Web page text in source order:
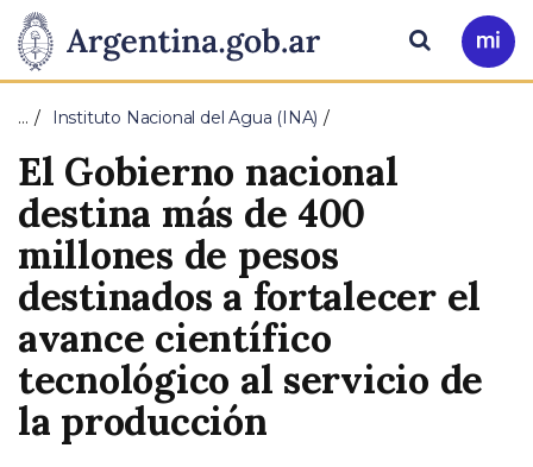
Presidencia
de
la
Nación
Pasar al contenido principal
Ir
a
Buscar
… Instituto Nacional del Agua (INA)
El Gobierno nacional
destina más de 400
millones de pesos
destinados a fortalecer el
avance científico
tecnológico al servicio de
la producción